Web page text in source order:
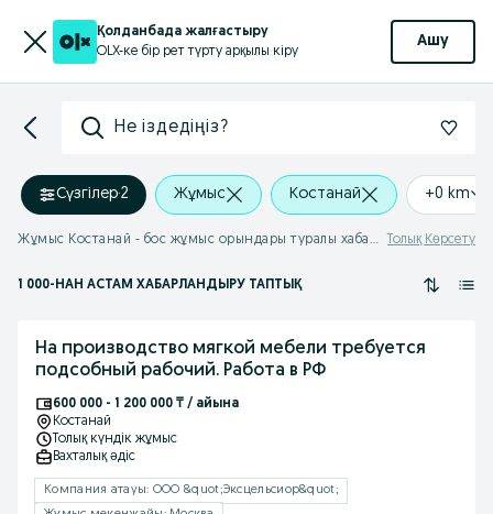
Қолданбада жалғастыру
OLX-ке бір рет түрту арқылы кіру
Ашу
Не іздедіңіз?
Сүзгілер·2 Жұмыс Костанай +0 km
Жұмыс Костанай - бос жұмыс орындары туралы хабарландырулар Толық Көрсету
1 000-НАН АСТАМ ХАБАРЛАНДЫРУ ТАПТЫҚ
На производство мягкой мебели требуется
подсобный рабочий. Работа в РФ
600 000 - 1 200 000 ₸ / айына
Костанай
Толық күндік жұмыс
Вахталық əдіс
Компания атауы: ООО &quot;Эксцельсиор&quot;